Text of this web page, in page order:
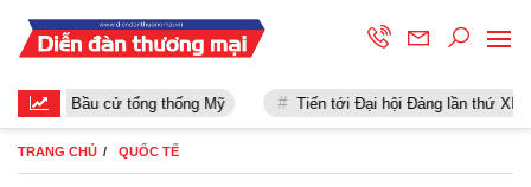
Bầu cử tổng thống Mỹ Tiến tới Đại hội Đảng lần thứ XIII
TRANG CHỦ QUỐC TẾ